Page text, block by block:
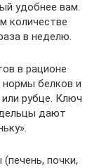
удобнее вам.
количестве
в неделю.
в рационе
нормы белков и
рубце. Ключ
дают
почки,